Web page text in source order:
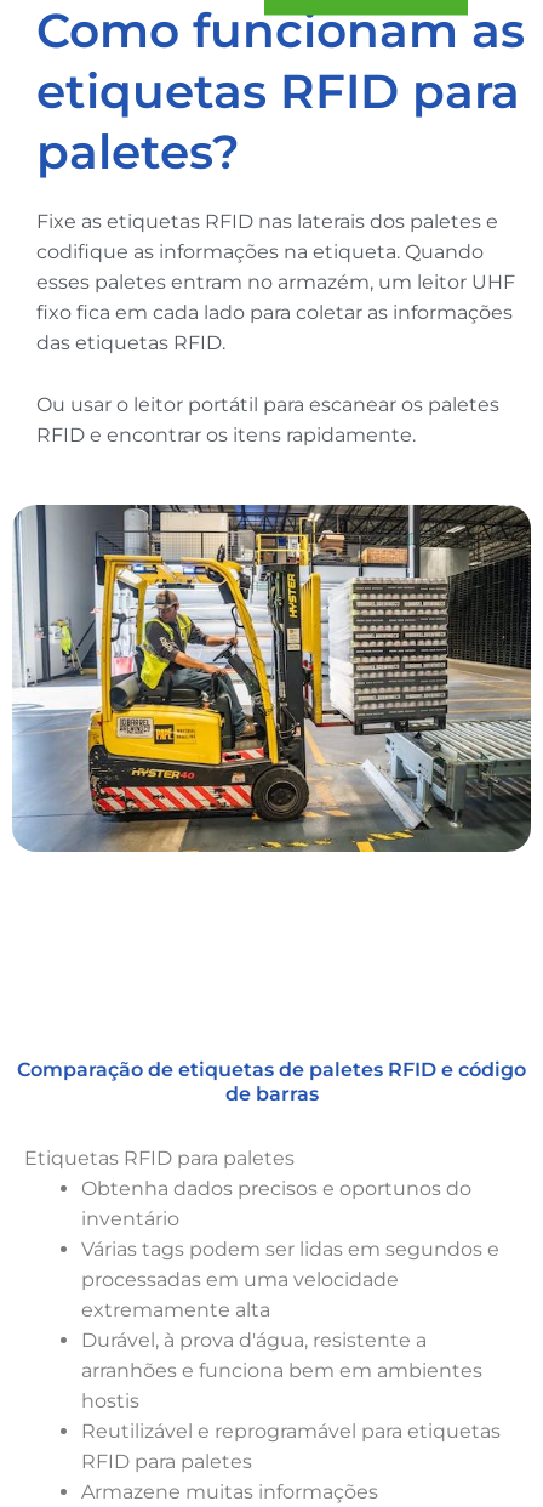
Como funcionam as
etiquetas RFID para
paletes?
Fixe as etiquetas RFID nas laterais dos paletes e
codifique as informações na etiqueta. Quando
esses paletes entram no armazém, um leitor UHF
fixo fica em cada lado para coletar as informações
das etiquetas RFID.
Ou usar o leitor portátil para escanear os paletes
RFID e encontrar os itens rapidamente.
Comparação de etiquetas de paletes RFID e código
de barras
Etiquetas RFID para paletes
Obtenha dados precisos e oportunos do
inventário
Várias tags podem ser lidas em segundos e
processadas em uma velocidade
extremamente alta
Durável, à prova d'água, resistente a
arranhões e funciona bem em ambientes
hostis
Reutilizável e reprogramável para etiquetas
RFID para paletes
Armazene muitas informações